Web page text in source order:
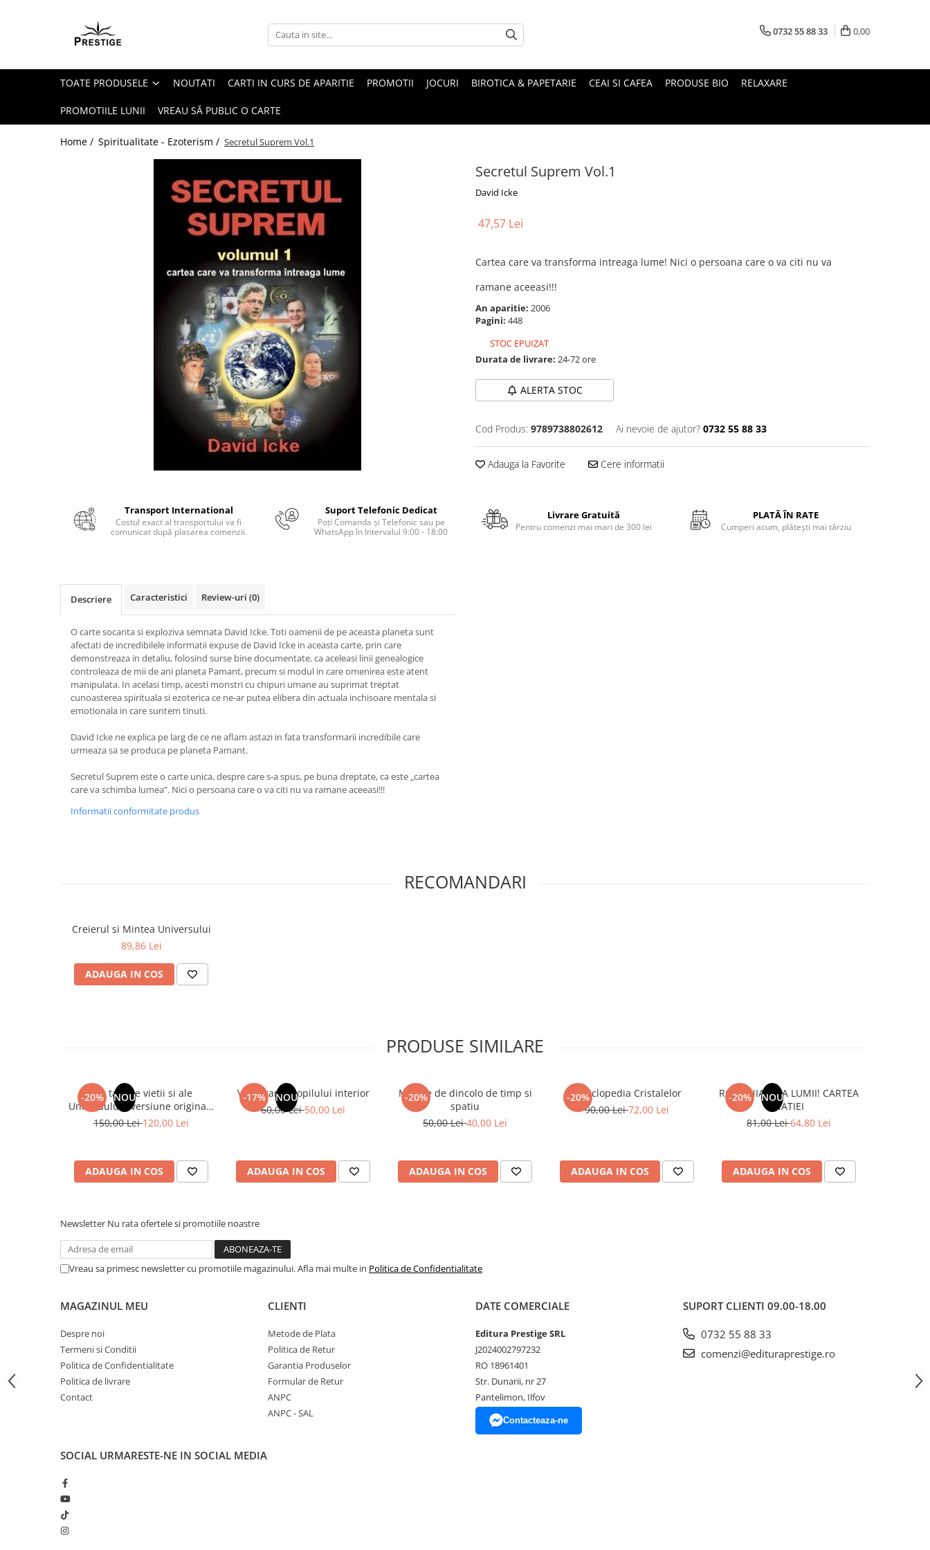
Toate Produsele
Pachete Speciale Carti
Spiritualitate - Ezoterism
AngelConnection
Medicina & Farmacie
Medicina Pentru Toti
Starea de bine
Terapii Alternative
Literatura Romana
Senzatii/Thriller
Teens Book Club
Adezivi si benzi adezive
Articole Birotica
Accesorii Arhivare
Hartie si Accesorii
Organizare si Arhivare
Seturi birotica
Articole scolare
Ghiozdane si Penare scolare
Instrumente si Truse Geometrie
Seturi scolare
0732 55 88 33 0,00
TOATE PRODUSELE NOUTATI CARTI IN CURS DE APARITIE PROMOTII JOCURI BIROTICA & PAPETARIE CEAI SI CAFEA PRODUSE BIO RELAXARE
PROMOTIILE LUNII VREAU SĂ PUBLIC O CARTE
Home / Spiritualitate - Ezoterism / Secretul Suprem Vol.1
Secretul Suprem Vol.1
David Icke
47,57 Lei
Cartea care va transforma intreaga lume! Nici o persoana care o va citi nu va
ramane aceeasi!!!
An aparitie: 2006
Pagini: 448
STOC EPUIZAT
Durata de livrare: 24-72 ore
ALERTA STOC
Cod Produs: 9789738802612 Ai nevoie de ajutor? 0732 55 88 33
Adauga la Favorite Cere informatii
Transport International
Costul exact al transportului va fi
comunicat după plasarea comenzii.
Suport Telefonic Dedicat
Poți Comanda și Telefonic sau pe
WhatsApp în Intervalul 9:00 - 18:00
Livrare Gratuită
Pentru comenzi mai mari de 300 lei
PLATĂ ÎN RATE
Cumperi acum, plătești mai târziu
Descriere Caracteristici Review-uri (0)
O carte socanta si exploziva semnata David Icke. Toti oamenii de pe aceasta planeta sunt
afectati de incredibilele informatii expuse de David Icke in aceasta carte, prin care
demonstreaza in detaliu, folosind surse bine documentate, ca aceleasi linii genealogice
controleaza de mii de ani planeta Pamant, precum si modul in care omenirea este atent
manipulata. In acelasi timp, acesti monstri cu chipuri umane au suprimat treptat
cunoasterea spirituala si ezoterica ce ne-ar putea elibera din actuala inchisoare mentala si
emotionala in care suntem tinuti.
David Icke ne explica pe larg de ce ne aflam astazi in fata transformarii incredibile care
urmeaza sa se produca pe planeta Pamant.
Secretul Suprem este o carte unica, despre care s-a spus, pe buna dreptate, ca este „cartea
care va schimba lumea”. Nici o persoana care o va citi nu va ramane aceeasi!!!
Informatii conformitate produs
RECOMANDARI
Creierul si Mintea Universului
89,86 Lei
ADAUGA IN COS
PRODUSE SIMILARE
-20% NOU
Din tainele vietii si ale
Universului - versiune originala
din 1939. Volumele I-III. Cutie
150,00 Lei120,00 Lei
ADAUGA IN COS
-17% NOU
Vindecarea copilului interior
60,00 Lei50,00 Lei
ADAUGA IN COS
-20%
Mesaje de dincolo de timp si
spatiu
50,00 Lei40,00 Lei
ADAUGA IN COS
-20%
Enciclopedia Cristalelor
90,00 Lei72,00 Lei
ADAUGA IN COS
-20% NOU
ROMANIA, AXA LUMII! CARTEA
NATIEI
81,00 Lei64,80 Lei
ADAUGA IN COS
Newsletter Nu rata ofertele si promotiile noastre
Vreau sa primesc newsletter cu promotiile magazinului. Afla mai multe in Politica de Confidentialitate
MAGAZINUL MEU
Despre noi
Termeni si Conditii
Politica de Confidentialitate
Politica de livrare
Contact
CLIENTI
Metode de Plata
Politica de Retur
Garantia Produselor
Formular de Retur
ANPC
ANPC - SAL
DATE COMERCIALE
Editura Prestige SRL
J2024002797232
RO 18961401
Str. Dunarii, nr 27
Pantelimon, Ilfov
Contacteaza-ne
SUPORT CLIENTI 09.00-18.00
0732 55 88 33
comenzi@edituraprestige.ro
SOCIAL URMARESTE-NE IN SOCIAL MEDIA